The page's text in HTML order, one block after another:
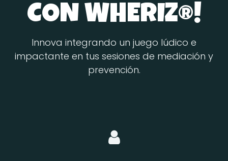
CON WHERIZ®!
Innova integrando un juego lúdico e
impactante en tus sesiones de mediación y
prevención.